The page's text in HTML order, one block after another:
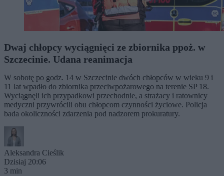
Dwaj chłopcy wyciągnięci ze zbiornika ppoż. w
Szczecinie. Udana reanimacja
W sobotę po godz. 14 w Szczecinie dwóch chłopców w wieku 9 i
11 lat wpadło do zbiornika przeciwpożarowego na terenie SP 18.
Wyciągnęli ich przypadkowi przechodnie, a strażacy i ratownicy
medyczni przywrócili obu chłopcom czynności życiowe. Policja
bada okoliczności zdarzenia pod nadzorem prokuratury.
Aleksandra Cieślik
Dzisiaj 20:06
3 min